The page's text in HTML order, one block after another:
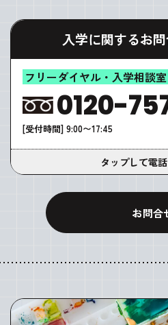
入学に関するお
フリーダイヤル・入学相談室
0120-
[受付時間] 9:00〜17:45
タップして電
お問合